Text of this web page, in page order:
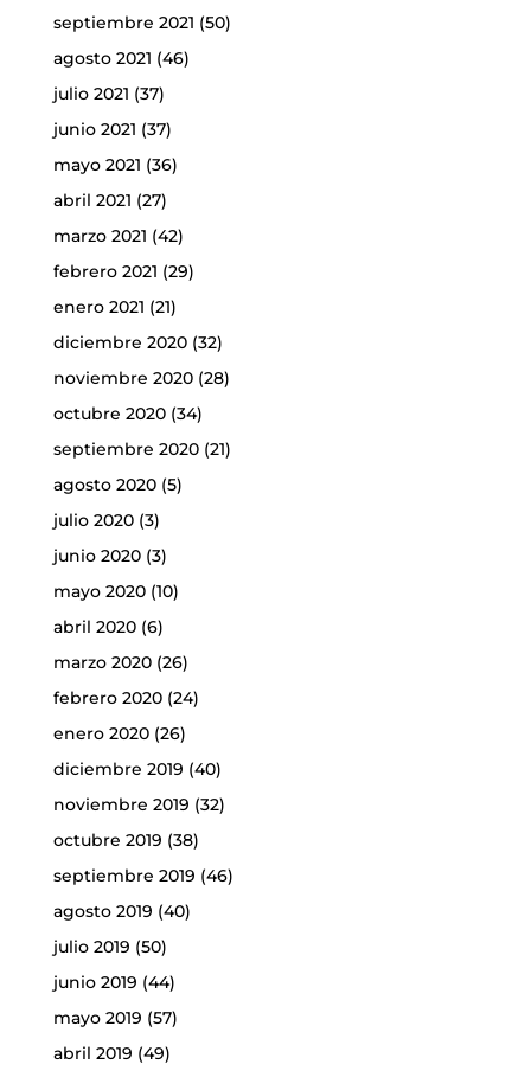
septiembre 2021 (50)
agosto 2021 (46)
julio 2021 (37)
junio 2021 (37)
mayo 2021 (36)
abril 2021 (27)
marzo 2021 (42)
febrero 2021 (29)
enero 2021 (21)
diciembre 2020(32)
noviembre 2020(28)
octubre 2020(34)
septiembre 2020(21)
agosto 2020(5)
julio 2020(3)
junio 2020(3)
mayo 2020(10)
abril 2020(6)
marzo 2020(26)
febrero 2020(24)
enero 2020(26)
diciembre 2019 (40)
noviembre 2019 (32)
octubre 2019 (38)
septiembre 2019 (46)
agosto 2019 (40)
julio 2019 (50)
junio 2019 (44)
mayo 2019 (57)
abril 2019 (49)